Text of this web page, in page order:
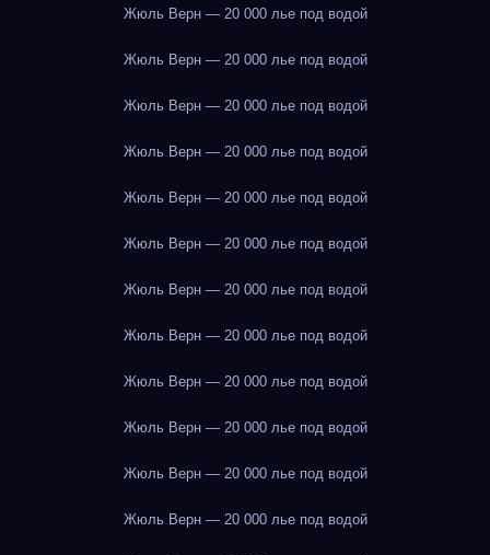
Жюль Верн — 20 000 лье под водой
Жюль Верн — 20 000 лье под водой
Жюль Верн — 20 000 лье под водой
Жюль Верн — 20 000 лье под водой
Жюль Верн — 20 000 лье под водой
Жюль Верн — 20 000 лье под водой
Жюль Верн — 20 000 лье под водой
Жюль Верн — 20 000 лье под водой
Жюль Верн — 20 000 лье под водой
Жюль Верн — 20 000 лье под водой
Жюль Верн — 20 000 лье под водой
Жюль Верн — 20 000 лье под водой